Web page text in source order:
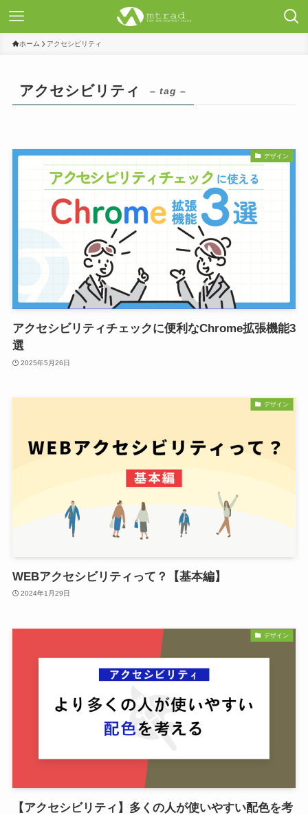
ホーム アクセシビリティ
アクセシビリティ – tag –
デザイン
アクセシビリティチェックに便利なChrome拡張機能3
選
2025年5月26日
デザイン
WEBアクセシビリティって？【基本編】
2024年1月29日
デザイン
【アクセシビリティ】多くの人が使いやすい配色を考